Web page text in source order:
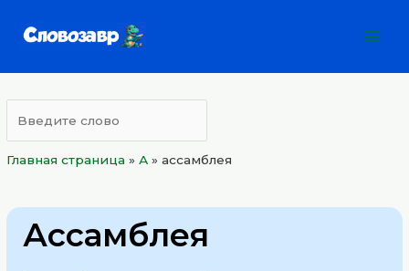
Главная страница »А »ассамблея
Ассамблея